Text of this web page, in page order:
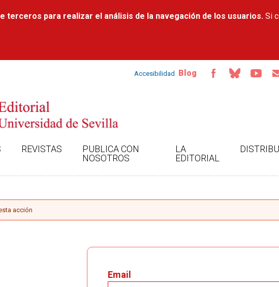
contenido
terceros para realizar el análisis de la navegación de los usuarios. Si
Accesibilidad Blog
REVISTAS
PUBLICA CON
NOSOTROS
LA
EDITORIAL
acción
Email